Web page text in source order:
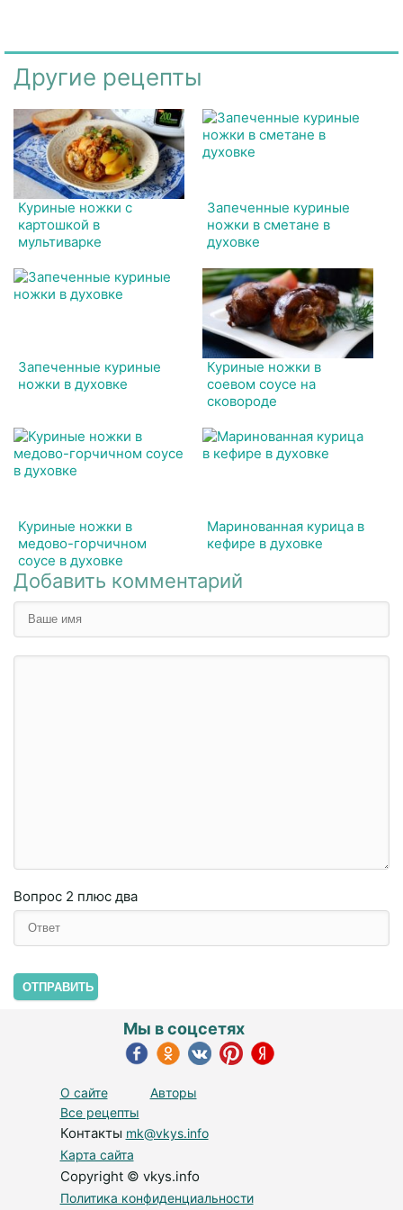
Другие рецепты
Куриные ножки с
картошкой в
мультиварке
Запеченные куриные
ножки в сметане в
духовке
Запеченные куриные
ножки в духовке
Куриные ножки в
соевом соусе на
сковороде
Куриные ножки в
медово-горчичном
соусе в духовке
Маринованная курица в
кефире в духовке
Добавить комментарий
Вопрос 2 плюc двa
ОТПРАВИТЬ
О сайте
Авторы
Все рецепты
Контакты mk@vkys.info
Карта сайта
Copyright © vkys.info
Политика конфиденциальности
Мы в соцсетях